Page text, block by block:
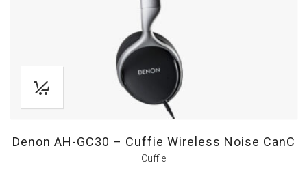
Denon AH-GC30 – Cuffie Wireless Noise CanC
Cuffie